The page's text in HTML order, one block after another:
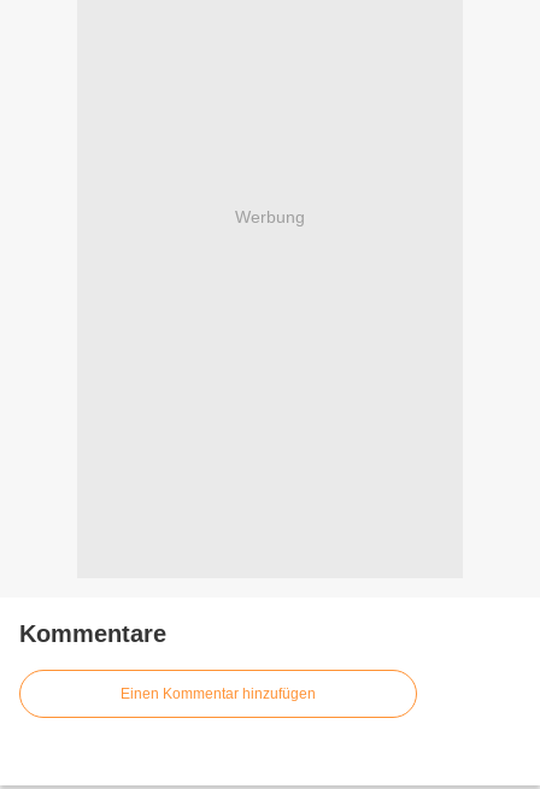
Werbung
Kommentare
Einen Kommentar hinzufügen